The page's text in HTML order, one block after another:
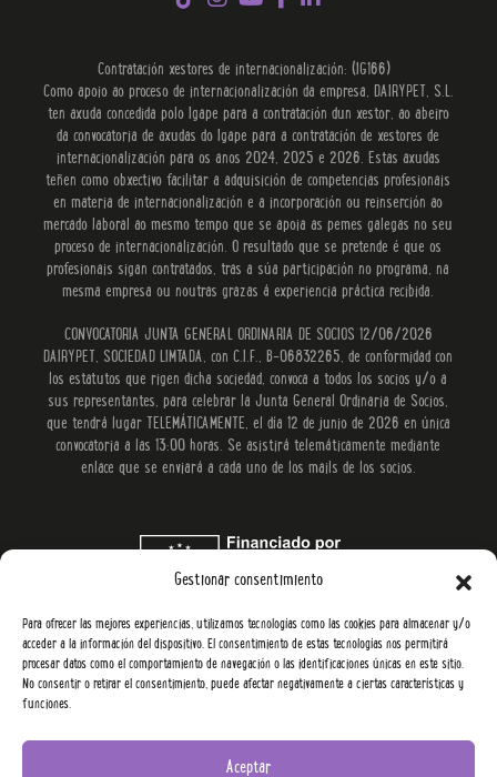
Gestionar consentimiento
Para ofrecer las mejores experiencias, utilizamos tecnologías como las cookies para almacenar y/o
acceder a la información del dispositivo. El consentimiento de estas tecnologías nos permitirá
procesar datos como el comportamiento de navegación o las identificaciones únicas en este sitio.
No consentir o retirar el consentimiento, puede afectar negativamente a ciertas características y
funciones.
Aceptar
Contratación xestores de internacionalización: (IG166)
Como apoio ao proceso de internacionalización da empresa, DAIRYPET, S.L.
ten axuda concedida polo Igape para a contratación dun xestor, ao abeiro
da convocatoria de axudas do Igape para a contratación de xestores de
internacionalización para os anos 2024, 2025 e 2026. Estas axudas
teñen como obxectivo facilitar a adquisición de competencias profesionais
en materia de internacionalización e a incorporación ou reinserción ao
mercado laboral ao mesmo tempo que se apoia as pemes galegas no seu
proceso de internacionalización. O resultado que se pretende é que os
profesionais sigan contratados, tras a súa participación no programa, na
mesma empresa ou noutras grazas á experiencia práctica recibida.
CONVOCATORIA JUNTA GENERAL ORDINARIA DE SOCIOS 12/06/2026
DAIRYPET, SOCIEDAD LIMTADA, con C.I.F., B-06832265, de conformidad con
los estatutos que rigen dicha sociedad, convoca a todos los socios y/o a
sus representantes, para celebrar la Junta General Ordinaria de Socios,
que tendrá lugar TELEMÁTICAMENTE, el día 12 de junio de 2026 en única
convocatoria a las 13:00 horas. Se asistirá telemáticamente mediante
enlace que se enviará a cada uno de los mails de los socios.